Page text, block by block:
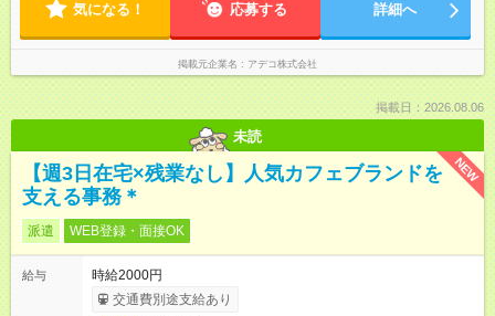
気になる！ 応募する 詳細へ
掲載元企業名 アデコ株式会社
掲載日：2026.08.06
未読
NEW
【週3日在宅×残業なし】人気カフェブランドを
支える事務＊
派遣 WEB登録・面接OK
給与
時給2000円
交通費別途支給あり